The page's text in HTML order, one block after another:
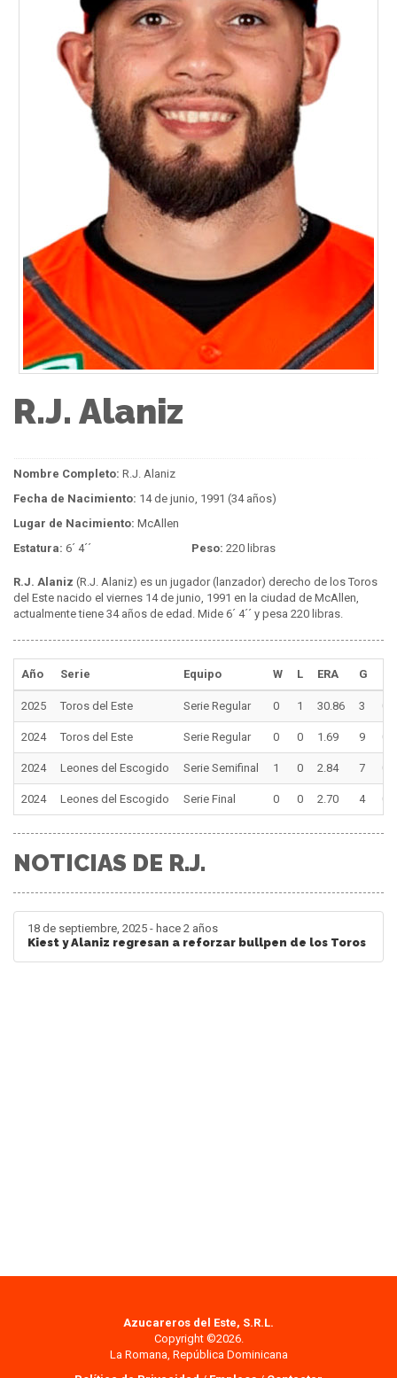
R.J. Alaniz
Nombre Completo: R.J. Alaniz
Fecha de Nacimiento: 14 de junio, 1991 (34 años)
Lugar de Nacimiento: McAllen
Estatura: 6´ 4´´ Peso: 220 libras
R.J. Alaniz (R.J. Alaniz) es un jugador (lanzador) derecho de los Toros
del Este nacido el viernes 14 de junio, 1991 en la ciudad de McAllen,
actualmente tiene 34 años de edad. Mide 6´ 4´´ y pesa 220 libras.
Año Serie Equipo W L ERA G
2025 Toros del Este Serie Regular 0 1 30.86 3 0
2024 Toros del Este Serie Regular 0 0 1.69 9 0
2024 Leones del Escogido Serie Semifinal 1 0 2.84 7 0
2024 Leones del Escogido Serie Final 0 0 2.70 4 0
NOTICIAS DE R.J.
18 de septiembre, 2025 - hace 2 años
Kiest y Alaniz regresan a reforzar bullpen de los Toros
Azucareros del Este, S.R.L.
Copyright ©2026.
La Romana, República Dominicana